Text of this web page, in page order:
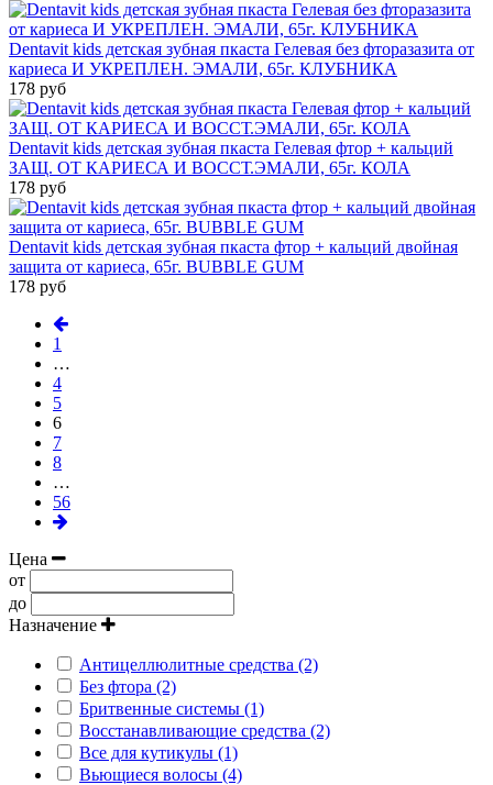
Dentavit kids детская зубная пкаста Гелевая без фторазазита от
кариеса И УКРЕПЛЕН. ЭМАЛИ, 65г. КЛУБНИКА
178 руб
Dentavit kids детская зубная пкаста Гелевая фтор + кальций
ЗАЩ. ОТ КАРИЕСА И ВОССТ.ЭМАЛИ, 65г. КОЛА
178 руб
Dentavit kids детская зубная пкаста фтор + кальций двойная
защита от кариеса, 65г. BUBBLE GUM
178 руб
1
…
4
5
6
7
8
…
56
Цена
от
до
Назначение
Антицеллюлитные средства (2)
Без фтора (2)
Бритвенные системы (1)
Восстанавливающие средства (2)
Все для кутикулы (1)
Вьющиеся волосы (4)